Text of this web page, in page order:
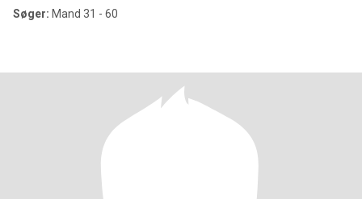
Søger: Mand 31 - 60